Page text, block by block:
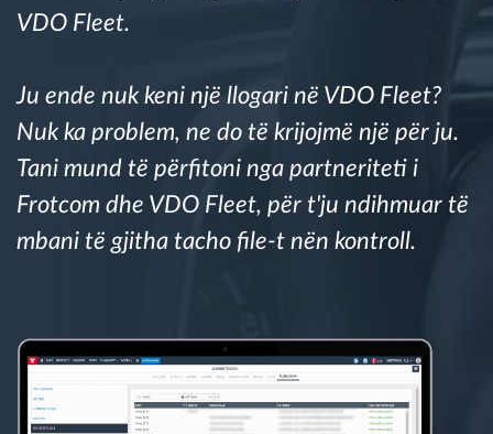
Zbuloni të gjitha tiparet
Si të zgjidhim çdo kërkëse të aktivitetit të flotës
Llogaritësi i Kursimeve
VDO Fleet.
Ju ende nuk keni një llogari në VDO Fleet?
Nuk ka problem, ne do të krijojmë një për ju.
Tani mund të përfitoni nga partneriteti i
Frotcom dhe VDO Fleet, për t'ju ndihmuar të
mbani të gjitha tacho file-t nën kontroll.